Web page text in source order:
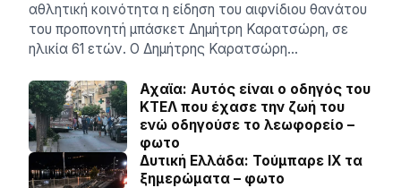
αθλητική κοινότητα η είδηση του αιφνίδιου θανάτου
του προπονητή μπάσκετ Δημήτρη Καρατσώρη, σε
ηλικία 61 ετών. Ο Δημήτρης Καρατσώρη…
Αχαϊα: Αυτός είναι ο οδηγός του
ΚΤΕΛ που έχασε την ζωή του
ενώ οδηγούσε το λεωφορείο –
φωτο
Δυτική Ελλάδα: Τούμπαρε ΙΧ τα
ξημερώματα – φωτο